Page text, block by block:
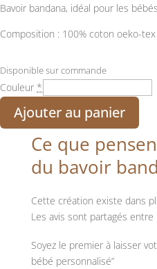
Bavoir bandana, idéal pour les
Composition : 100% coton oeko-tex
Disponible sur commande
Couleur *
Ajouter au panier
Ce que
du bavoir
Cette création existe dans
Les avis sont partagés
Soyez le premier à laisser
bébé personnalisé”